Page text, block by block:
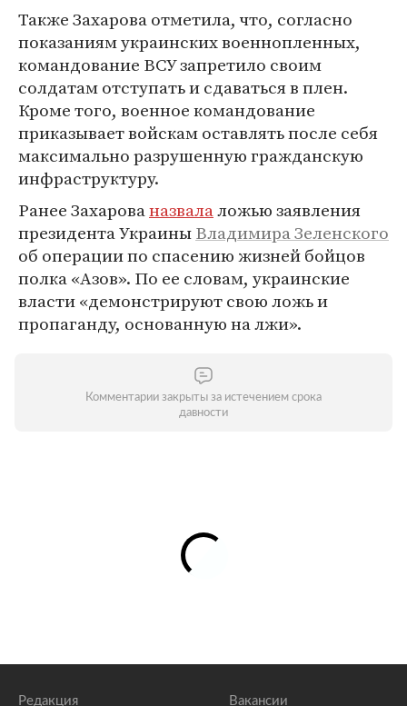
Также Захарова отметила, что, согласно
показаниям украинских военнопленных,
командование ВСУ запретило своим
солдатам отступать и сдаваться в плен.
Кроме того, военное командование
приказывает войскам оставлять после себя
максимально разрушенную гражданскую
инфраструктуру.
Ранее Захарованазвалаложью заявления
президента УкраиныВладимира Зеленского
об операции по спасению жизней бойцов
полка «Азов». По ее словам, украинские
власти «демонстрируют свою ложь и
пропаганду, основанную на лжи».
Комментарии закрыты за истечением срока
давности
Редакция Вакансии